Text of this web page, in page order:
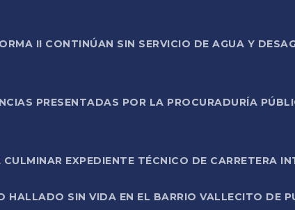
II CONTINÚAN SIN SERVICIO DE AGUA Y
PRESENTADAS POR LA PROCURADURÍA
EXPEDIENTE TÉCNICO DE CARRETERA
HALLADO SIN VIDA EN EL BARRIO VALLECITO DE